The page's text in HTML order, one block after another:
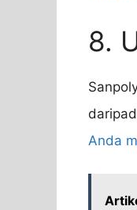
8.
Anda